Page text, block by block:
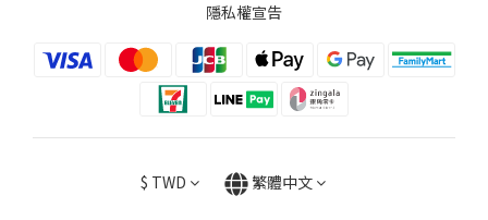
隱私權宣告
$ TWD 繁體中文